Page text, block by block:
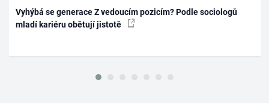
Vyhýbá se generace Z vedoucím pozicím? Podle sociologů
mladí kariéru obětují jistotě